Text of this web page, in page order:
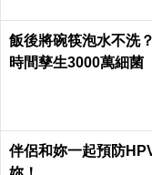
飯後將碗筷泡水不洗
時間孳生3000萬細菌
伴侶和妳一起預防